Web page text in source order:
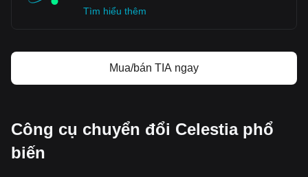
Tìm hiểu thêm
Mua/bán TIA ngay
Công cụ chuyển đổi Celestia phổ
biến